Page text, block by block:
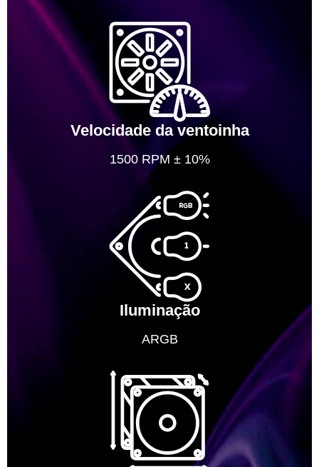
Velocidade da ventoinha
1500 RPM ± 10%
Iluminação
ARGB